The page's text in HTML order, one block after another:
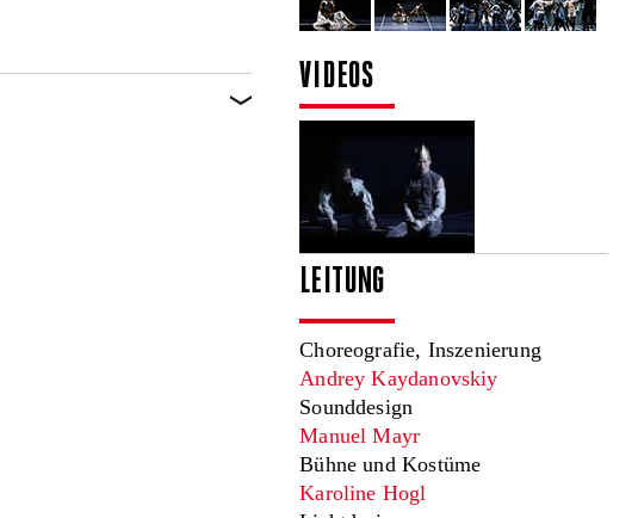
VIDEOS
LEITUNG
Choreografie, Inszenierung
Andrey Kaydanovskiy
Sounddesign
Manuel Mayr
Bühne und Kostüme
Karoline Hogl